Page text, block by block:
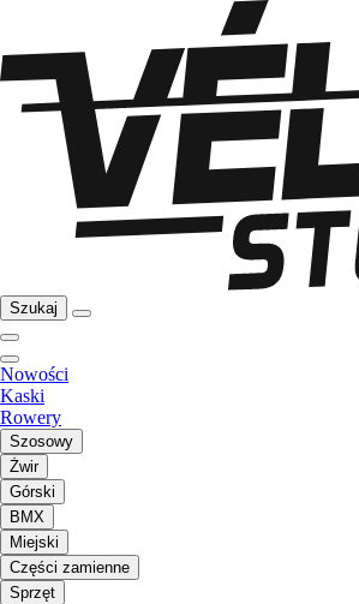
Szukaj
Nowości
Kaski
Rowery
Szosowy
Żwir
Górski
BMX
Miejski
Części zamienne
Sprzęt